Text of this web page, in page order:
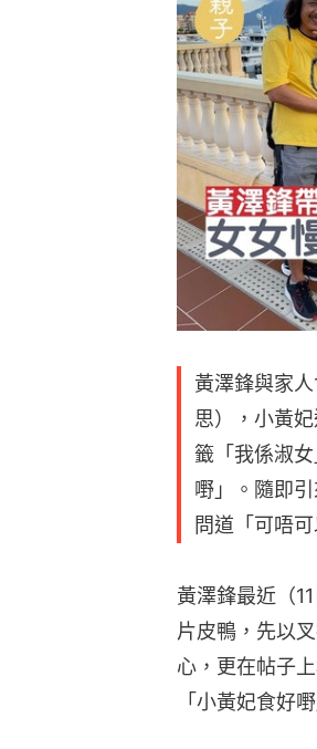
黃澤鋒與家
思），小黃
籤「我係淑
嘢」。隨即
問道「可唔
黃澤鋒最近（
片皮鴨，先以
心，更在帖子
「小黃妃食好